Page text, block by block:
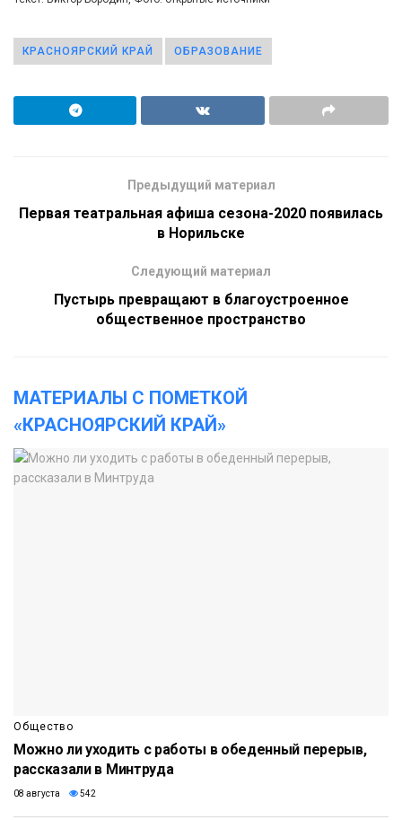
КРАСНОЯРСКИЙ КРАЙ ОБРАЗОВАНИЕ
Предыдущий материал
Первая театральная афиша сезона-2020 появилась
в Норильске
Следующий материал
Пустырь превращают в благоустроенное
общественное пространство
МАТЕРИАЛЫ С ПОМЕТКОЙ
«КРАСНОЯРСКИЙ КРАЙ»
Общество
Можно ли уходить с работы в обеденный перерыв,
рассказали в Минтруда
08 августа 542